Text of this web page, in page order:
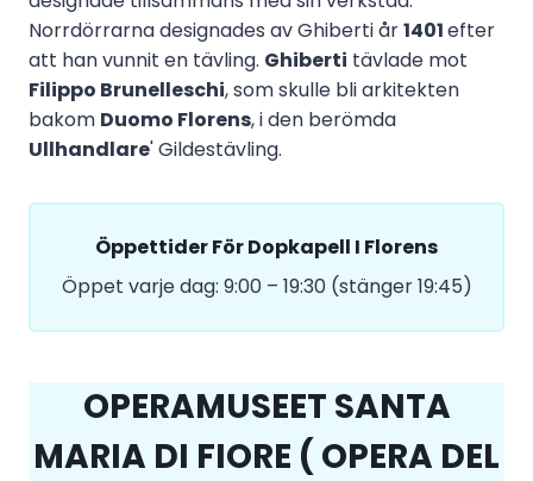
Norrdörrarna designades av Ghiberti år1401efter
att han vunnit en tävling. Ghiberti tävlade mot
Filippo Brunelleschi, som skulle bli arkitekten
bakom Duomo Florens, i den berömda
Ullhandlare' Gildestävling.
Öppettider För Dopkapell I Florens
Öppet varje dag: 9:00 – 19:30 (stänger 19:45)
OPERAMUSEET SANTA
MARIA DI FIORE ( OPERA DEL